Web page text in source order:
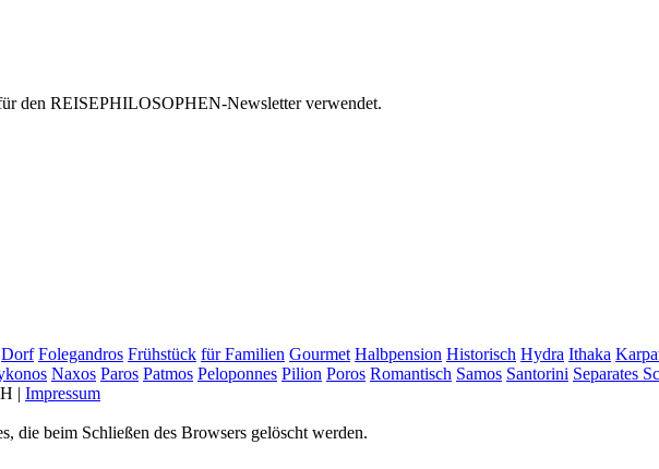
den REISEPHILOSOPHEN-Newsletter verwendet.
Dorf Folegandros Frühstück für Familien Gourmet Halbpension Historisch Hydra Ithaka
Naxos Paros Patmos Peloponnes Pilion Poros Romantisch Samos Santorini Separates
| Impressum
die beim Schließen des Browsers gelöscht werden.